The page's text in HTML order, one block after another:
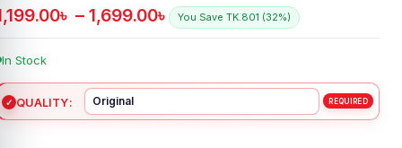
৳ – 1,699.00৳ You Save TK.801 (32%)
In Stock
QUALITY